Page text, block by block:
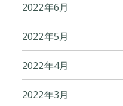
2022年6月
2022年5月
2022年4月
2022年3月